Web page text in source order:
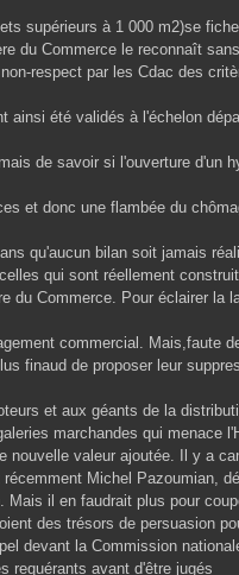
supérieurs à 1 000 m2)se
du Commerce le reconnaît
respect par les Cdac des
été validés à l'échelon
de savoir si l'ouverture d'un
et donc une flambée du
qu'aucun bilan soit jamais
qui sont réellement
du Commerce. Pour éclairer la
commercial. Mais,faute
finaud de proposer leur
et aux géants de la
marchandes qui menace
nouvelle valeur ajoutée. Il y a
Michel Pazoumian,
il en faudrait plus pour
des trésors de persuasion
devant la Commission
requérants avant d'être jugés